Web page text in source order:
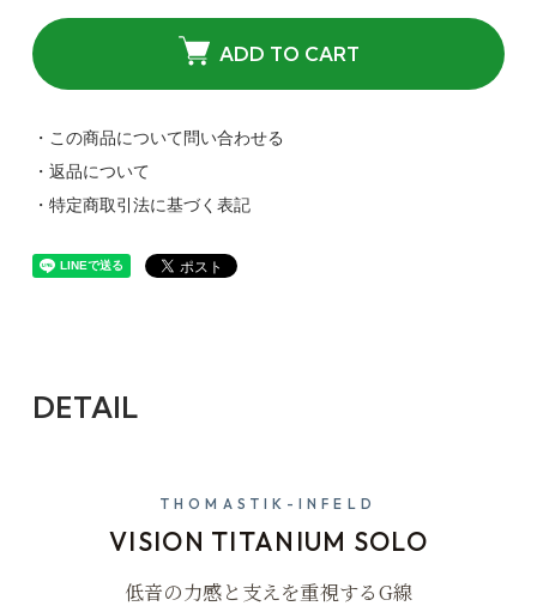
ADD TO CART
・この商品について問い合わせる
・返品について
・特定商取引法に基づく表記
DETAIL
THOMASTIK-INFELD
VISION TITANIUM SOLO
低音の力感と支えを重視するG線